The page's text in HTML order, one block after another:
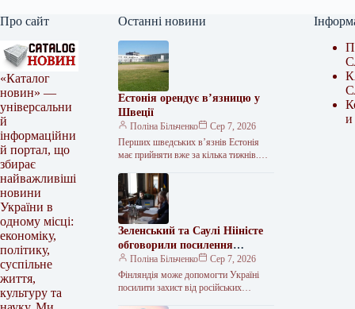
Про сайт
«Каталог
новин» —
універсальни
й
інформаційни
й портал, що
збирає
найважливіші
новини
України в
одному місці:
економіку,
політику,
суспільне
життя,
культуру та
Останні новини
Естонія орендує в’язницю у
Швеції
Поліна Більченко
Сер 7, 2026
Перших шведських в’язнів Естонія
має прийняти вже за кілька тижнів.
меморандум про оренду Тартуської
в’язниці. Документ…
Зеленський та Саулі Нііністе
обговорили посилення
української ППО та
постачання ракет
Поліна Більченко
Сер 7, 2026
Фінляндія може допомогти Україні
посилити захист від російських
и